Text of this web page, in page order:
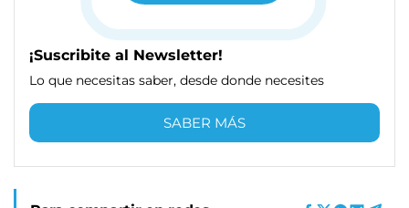
¡Suscribite al Newsletter!
Lo que necesitas saber, desde donde necesites
SABER MÁS